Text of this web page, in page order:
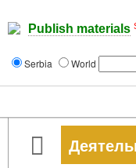
Publish materials
Serbia World